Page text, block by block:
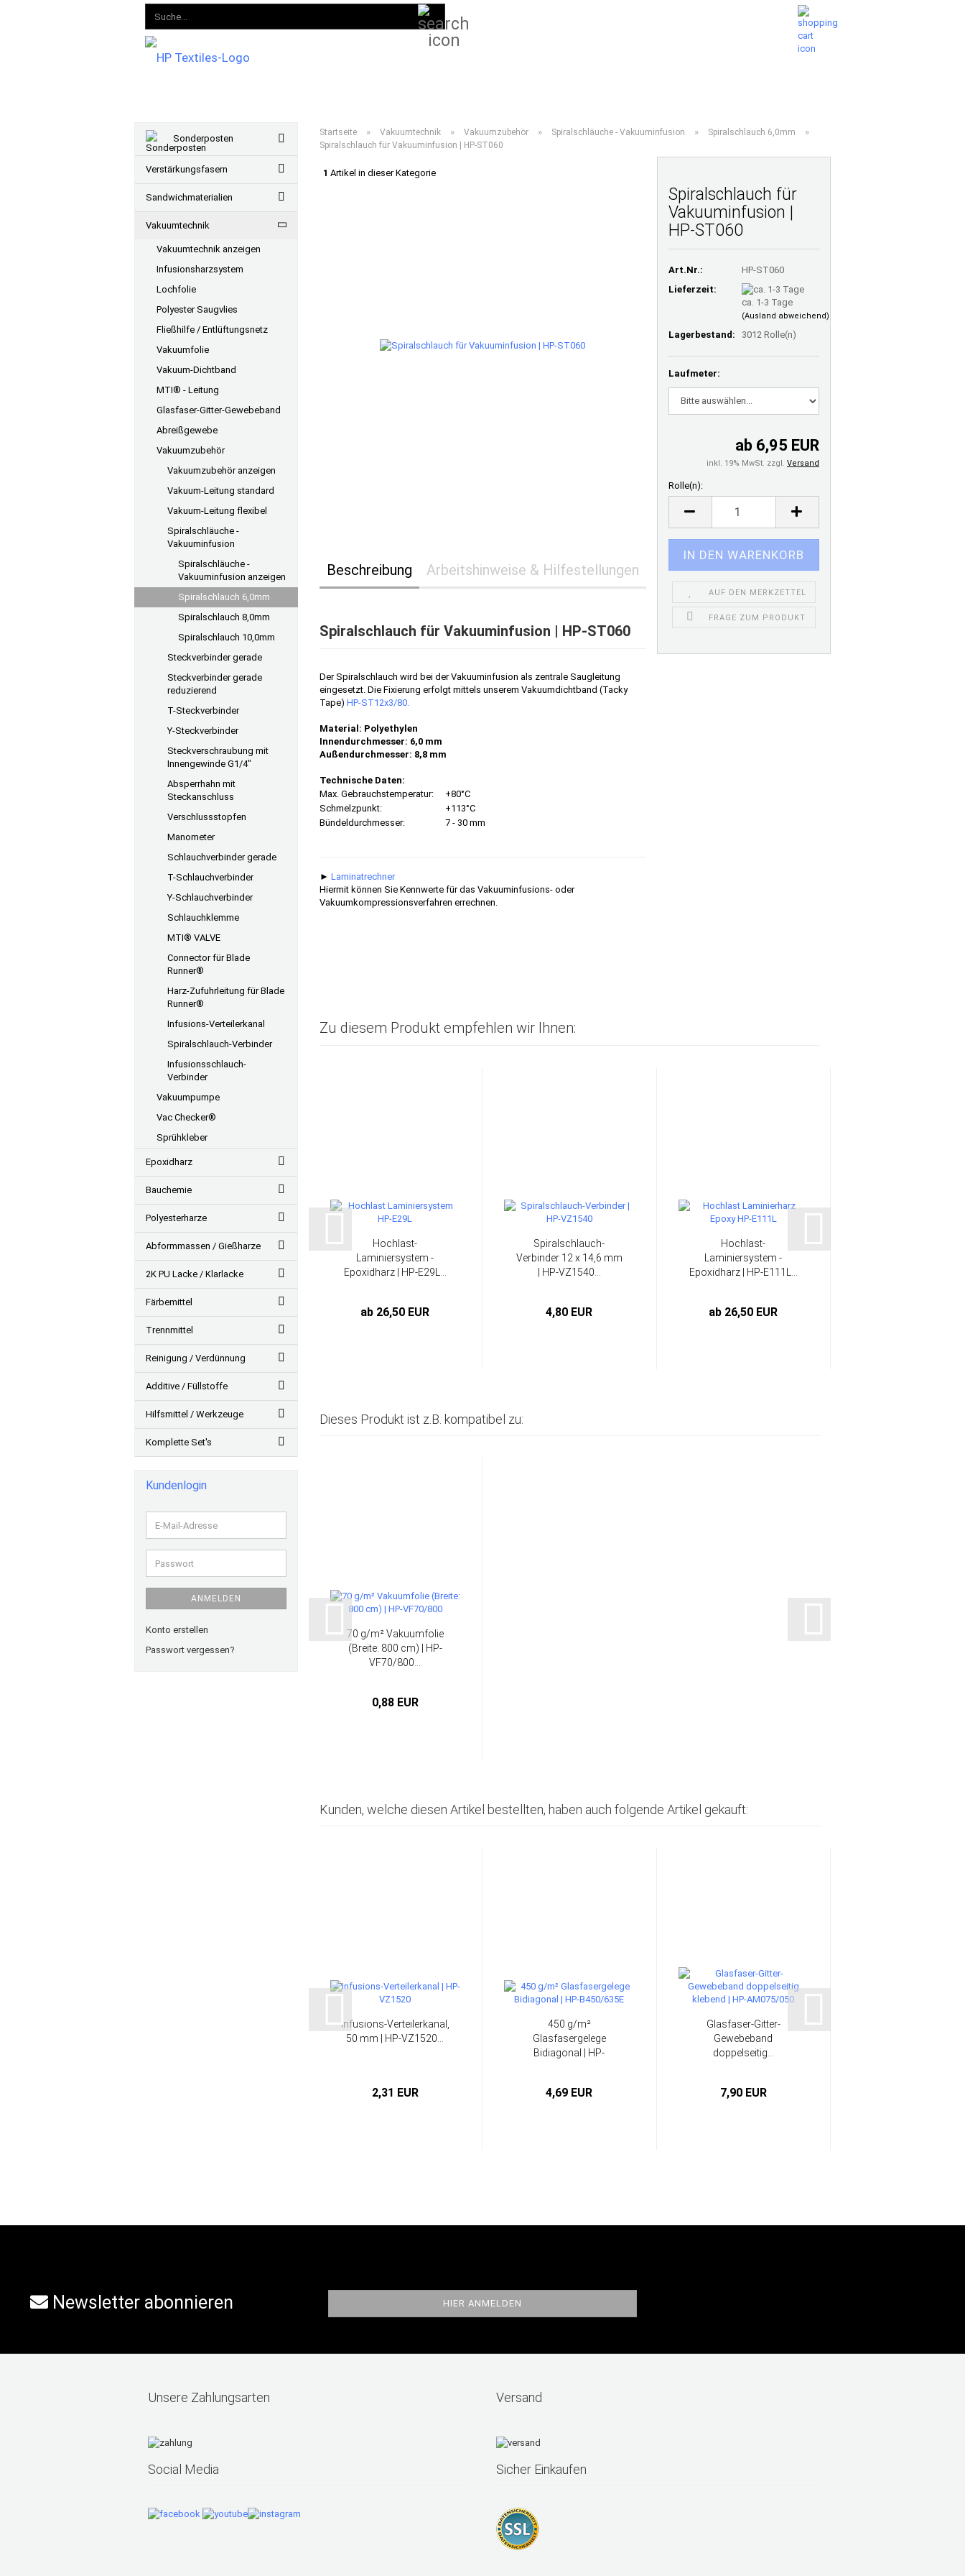
Startseite » Vakuumtechnik » Vakuumzubehör » Spiralschläuche - Vakuuminfusion » Spiralschlauch 6,0mm »
Spiralschlauch für Vakuuminfusion | HP-ST060
1 Artikel in dieser Kategorie
Spiralschlauch für
Vakuuminfusion |
HP-ST060
Art.Nr.:
HP-ST060
Lieferzeit:
ca. 1-3 Tage
(Ausland abweichend)
Lagerbestand: 3012Rolle(n)
Laufmeter:
ab 6,95 EUR
inkl. 19% MwSt. zzgl. Versand
Rolle(n):
Rolle(n)
AUF DEN MERKZETTEL
FRAGE ZUM PRODUKT
Beschreibung Arbeitshinweise & Hilfestellungen
Spiralschlauch für Vakuuminfusion | HP-ST060
Der Spiralschlauch wird bei der Vakuuminfusion als zentrale Saugleitung
eingesetzt. Die Fixierung erfolgt mittels unserem Vakuumdichtband (Tacky
Tape) HP-ST12x3/80.
Material: Polyethylen
Innendurchmesser: 6,0 mm
Außendurchmesser: 8,8 mm
Technische Daten:
Max. Gebrauchstemperatur:
+80°C
Schmelzpunkt:
+113°C
Bündeldurchmesser:
7 - 30 mm
► Laminatrechner
Hiermit können Sie Kennwerte für das Vakuuminfusions- oder
Vakuumkompressionsverfahren errechnen.
Zu diesem Produkt empfehlen wir Ihnen:
Hochlast-
Laminiersystem -
Epoxidharz | HP-E29L...
ab 26,50 EUR
Spiralschlauch-
Verbinder 12 x 14,6 mm
| HP-VZ1540...
4,80 EUR
Hochlast-
Laminiersystem -
Epoxidharz | HP-E111L...
ab 26,50 EUR
Dieses Produkt ist z.B. kompatibel zu:
70 g/m² Vakuumfolie
(Breite: 800 cm) | HP-
VF70/800...
0,88 EUR
Kunden, welche diesen Artikel bestellten, haben auch folgende Artikel gekauft:
Infusions-Verteilerkanal,
50 mm | HP-VZ1520...
2,31 EUR
450 g/m²
Glasfasergelege
Bidiagonal | HP-
4,69 EUR
Glasfaser-Gitter-
Gewebeband
doppelseitig...
7,90 EUR
Sonderposten
Verstärkungsfasern
Sandwichmaterialien
Vakuumtechnik
Vakuumtechnik anzeigen
Infusionsharzsystem
Lochfolie
Polyester Saugvlies
Fließhilfe / Entlüftungsnetz
Vakuumfolie
Vakuum-Dichtband
MTI® - Leitung
Glasfaser-Gitter-Gewebeband
Abreißgewebe
Vakuumzubehör
Vakuumzubehör anzeigen
Vakuum-Leitung standard
Vakuum-Leitung flexibel
Spiralschläuche -
Vakuuminfusion
Spiralschläuche -
Vakuuminfusion anzeigen
Spiralschlauch 6,0mm
Spiralschlauch 8,0mm
Spiralschlauch 10,0mm
Steckverbinder gerade
Steckverbinder gerade
reduzierend
T-Steckverbinder
Y-Steckverbinder
Steckverschraubung mit
Innengewinde G1/4"
Absperrhahn mit
Steckanschluss
Verschlussstopfen
Manometer
Schlauchverbinder gerade
T-Schlauchverbinder
Y-Schlauchverbinder
Schlauchklemme
MTI® VALVE
Connector für Blade
Runner®
Harz-Zufuhrleitung für Blade
Runner®
Infusions-Verteilerkanal
Spiralschlauch-Verbinder
Infusionsschlauch-
Verbinder
Vakuumpumpe
Vac Checker®
Sprühkleber
Epoxidharz
Bauchemie
Polyesterharze
Abformmassen / Gießharze
2K PU Lacke / Klarlacke
Färbemittel
Trennmittel
Reinigung / Verdünnung
Additive / Füllstoffe
Hilfsmittel / Werkzeuge
Komplette Set's
Kundenlogin
E-
Mail-
Adresse
Passwort
ANMELDEN
Konto erstellen
Passwort vergessen?
Newsletter abonnieren
Unsere Zahlungsarten Versand
Social Media Sicher Einkaufen